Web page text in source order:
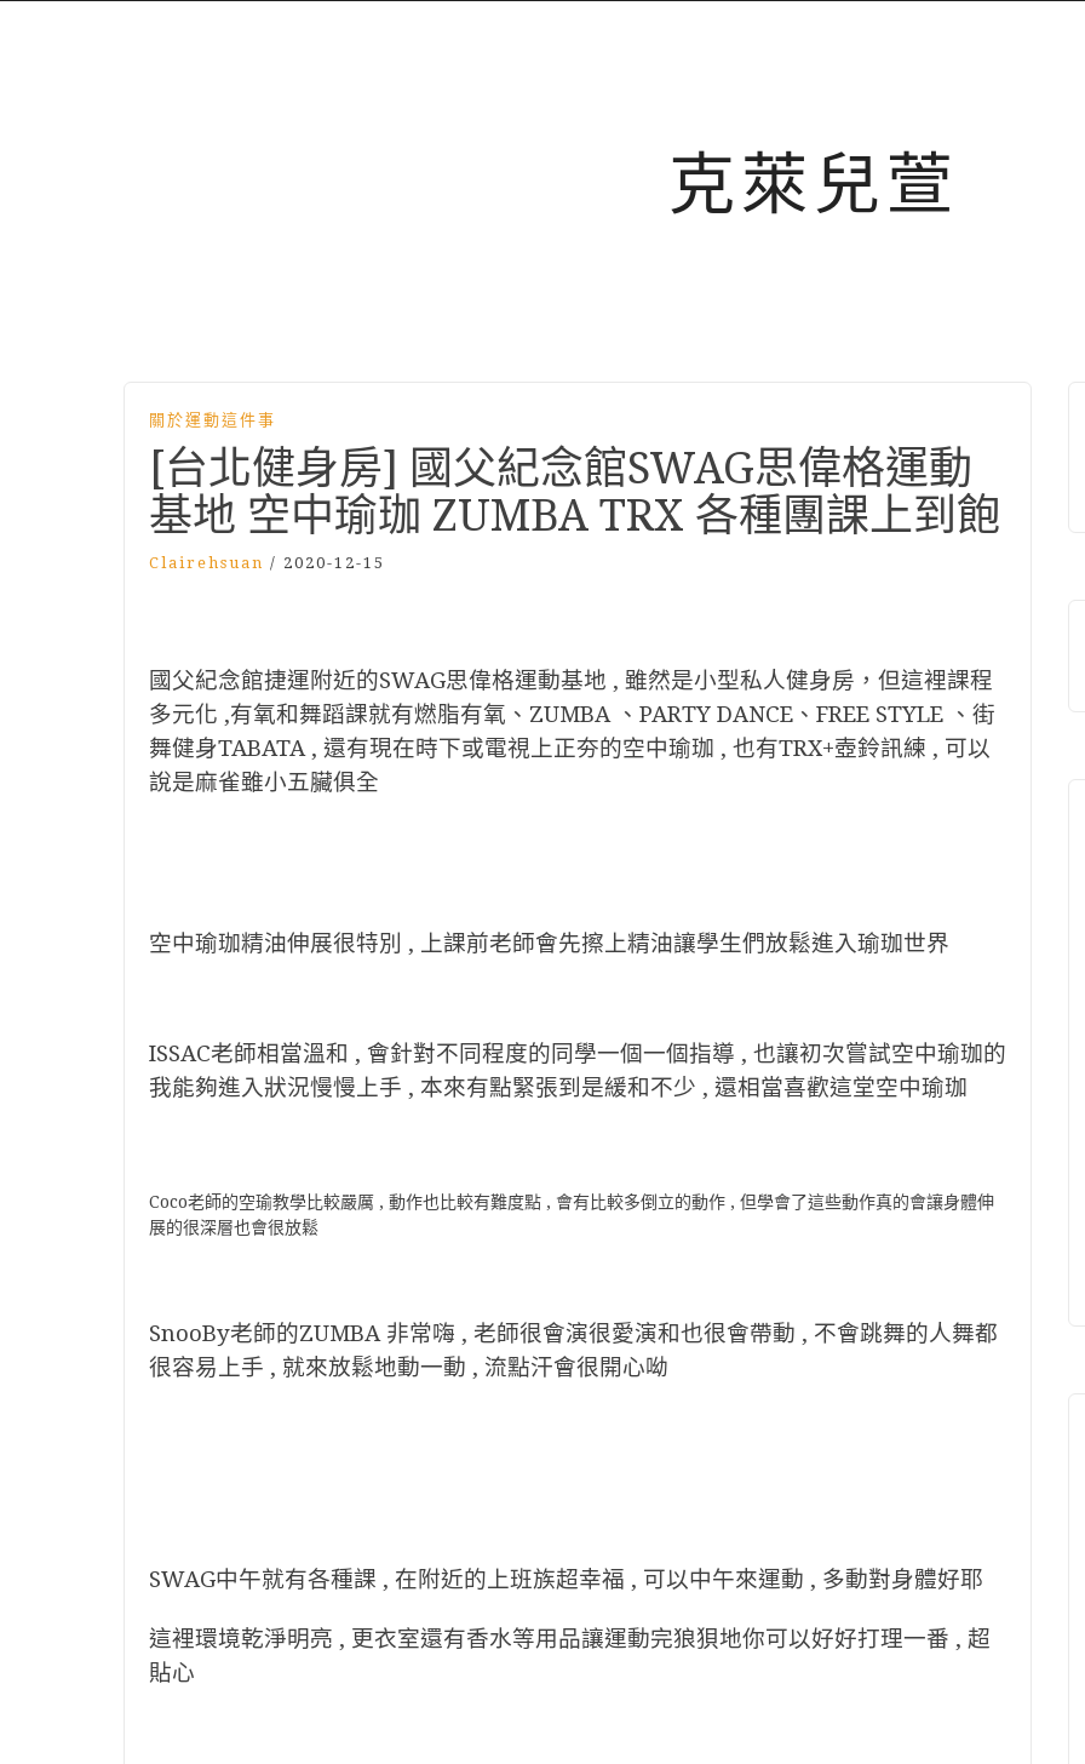
克萊兒萱
關於運動這件事
[台北健身房] 國父紀念館SWAG思偉格運動
基地 空中瑜珈 ZUMBA TRX 各種團課上到飽
Clairehsuan / 2020-12-15
國父紀念館捷運附近的SWAG思偉格運動基地 , 雖然是小型私人健身房，但這裡課程
多元化 ,有氧和舞蹈課就有燃脂有氧、ZUMBA 、PARTY DANCE、FREE STYLE 、街
舞健身TABATA , 還有現在時下或電視上正夯的空中瑜珈 , 也有TRX+壺鈴訊練 , 可以
說是麻雀雖小五臟俱全
空中瑜珈精油伸展很特別 , 上課前老師會先擦上精油讓學生們放鬆進入瑜珈世界
ISSAC老師相當溫和 , 會針對不同程度的同學一個一個指導 , 也讓初次嘗試空中瑜珈的
我能夠進入狀況慢慢上手 , 本來有點緊張到是緩和不少 , 還相當喜歡這堂空中瑜珈
Coco老師的空瑜教學比較嚴厲 , 動作也比較有難度點 , 會有比較多倒立的動作 , 但學會了這些動作真的會讓身體伸
展的很深層也會很放鬆
SnooBy老師的ZUMBA 非常嗨 , 老師很會演很愛演和也很會帶動 , 不會跳舞的人舞都
很容易上手 , 就來放鬆地動一動 , 流點汗會很開心呦
SWAG中午就有各種課 , 在附近的上班族超幸福 , 可以中午來運動 , 多動對身體好耶
這裡環境乾淨明亮 , 更衣室還有香水等用品讓運動完狼狽地你可以好好打理一番 , 超
貼心